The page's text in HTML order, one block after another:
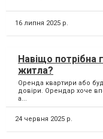
16 липня 2025 р.
Навіщо потрібна
житла?
Оренда квартири або
довіри. Орендар хоче
а...
24 червня 2025 р.